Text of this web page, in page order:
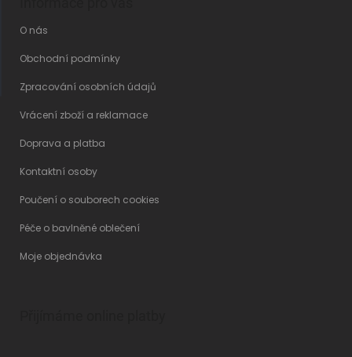
O nás
Obchodní podmínky
Zpracování osobních údajů
Vrácení zboží a reklamace
Doprava a platba
Kontaktní osoby
Poučení o souborech cookies
Péče o bavlněné oblečení
Moje objednávka